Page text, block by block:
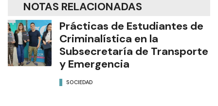
NOTAS RELACIONADAS
Prácticas de Estudiantes de
Criminalística en la
Subsecretaría de Transporte
y Emergencia
SOCIEDAD